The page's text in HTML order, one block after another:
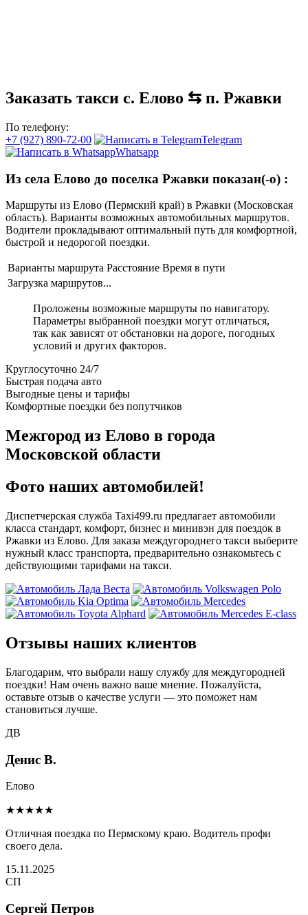
Заказать такси с. Елово ⇆ п. Ржавки
По телефону:
+7 (927) 890-72-00
Telegram
Whatsapp
Из села Елово до поселка Ржавки показан(-о) :
Маршруты из Елово (Пермский край) в Ржавки (Московская
область). Варианты возможных автомобильных маршрутов.
Водители прокладывают оптимальный путь для комфортной,
быстрой и недорогой поездки.
Варианты маршрута Расстояние Время в пути
Загрузка маршрутов...
Проложены возможные маршруты по навигатору.
Параметры выбранной поездки могут отличаться,
так как зависят от обстановки на дороге, погодных
условий и других факторов.
Круглосуточно 24/7
Быстрая подача авто
Выгодные цены и тарифы
Комфортные поездки без попутчиков
Межгород из Елово в города
Московской области
Фото наших автомобилей!
Диспетчерская служба Taxi499.ru предлагает автомобили
класса стандарт, комфорт, бизнес и минивэн для поездок в
Ржавки из Елово. Для заказа междугороднего такси выберите
нужный класс транспорта, предварительно ознакомьтесь с
действующими тарифами на такси.
Отзывы наших клиентов
Благодарим, что выбрали нашу службу для междугородней
поездки! Нам очень важно ваше мнение. Пожалуйста,
оставьте отзыв о качестве услуги — это поможет нам
становиться лучше.
ДВ
Денис В.
Елово
★★★★★
Отличная поездка по Пермскому краю. Водитель профи
своего дела.
15.11.2025
СП
Сергей Петров